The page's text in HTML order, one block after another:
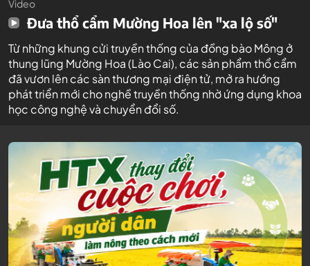
Video
Đưa thổ cẩm Mường Hoa lên "xa lộ số"
Từ những khung cửi truyền thống của đồng bào Mông ở
thung lũng Mường Hoa (Lào Cai), các sản phẩm thổ cẩm
đã vươn lên các sàn thương mại điện tử, mở ra hướng
phát triển mới cho nghề truyền thống nhờ ứng dụng khoa
học công nghệ và chuyển đổi số.